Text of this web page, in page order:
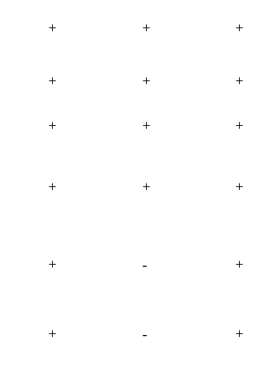
+ + +
+ + +
+ +
+
+ + +
+ - +
+ - +